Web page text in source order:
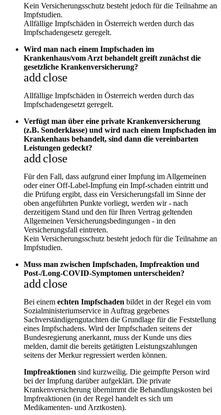
Kein Versicherungsschutz besteht jedoch für die Teilnahme an
Impfstudien.
Allfällige Impfschäden in Österreich werden durch das
Impfschadengesetz geregelt.
Wird man nach einem Impfschaden im
Krankenhaus/vom Arzt behandelt greift zunächst die
gesetzliche Krankenversicherung?
add close
Allfällige Impfschäden in Österreich werden durch das
Impfschadengesetzt geregelt.
Verfügt man über eine private Krankenversicherung
(z.B. Sonderklasse) und wird nach einem Impfschaden im
Krankenhaus behandelt, sind dann die vereinbarten
Leistungen gedeckt?
add close
Für den Fall, dass aufgrund einer Impfung im Allgemeinen
oder einer Off-Label-Impfung ein Impf-schaden eintritt und
die Prüfung ergibt, dass ein Versicherungsfall im Sinne der
oben angeführten Punkte vorliegt, werden wir - nach
derzeitigem Stand und den für Ihren Vertrag geltenden
Allgemeinen Versicherungsbedingungen - in den
Versicherungsfall eintreten.
Kein Versicherungsschutz besteht jedoch für die Teilnahme an
Impfstudien.
Muss man zwischen Impfschaden, Impfreaktion und
Post-/Long-COVID-Symptomen unterscheiden?
add close
Bei einem echten Impfschaden bildet in der Regel ein vom
Sozialministeriumservice in Auftrag gegebenes
Sachverständigengutachten die Grundlage für die Feststellung
eines Impfschadens. Wird der Impfschaden seitens der
Bundesregierung anerkannt, muss der Kunde uns dies
melden, damit die bereits getätigten Leistungszahlungen
seitens der Merkur regressiert werden können.
Impfreaktionen sind kurzweilig. Die geimpfte Person wird
bei der Impfung darüber aufgeklärt. Die private
Krankenversicherung übernimmt die Behandlungskosten bei
Impfreaktionen (in der Regel handelt es sich um
Medikamenten- und Arztkosten).